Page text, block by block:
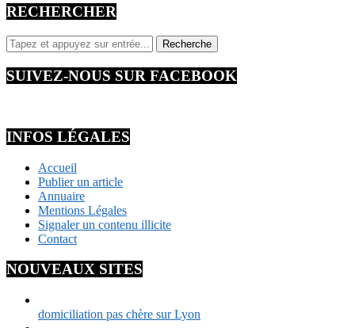
RECHERCHER
SUIVEZ-NOUS SUR FACEBOOK
INFOS LÉGALES
Accueil
Publier un article
Annuaire
Mentions Légales
Signaler un contenu illicite
Contact
NOUVEAUX SITES
domiciliation pas chère sur Lyon